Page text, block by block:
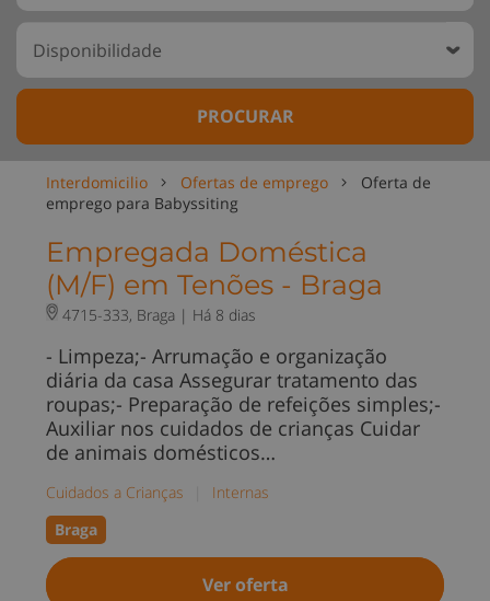
PROCURAR
Interdomicilio Ofertas de emprego
Oferta de
emprego para Babyssiting
Empregada Doméstica
(M/F) em Tenões - Braga
4715-333, Braga | Há 8 dias
- Limpeza;- Arrumação e organização
diária da casa Assegurar tratamento das
roupas;- Preparação de refeições simples;-
Auxiliar nos cuidados de crianças Cuidar
de animais domésticos…
Cuidados a Crianças
Internas
Braga
Ver oferta